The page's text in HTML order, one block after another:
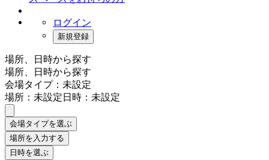
ログイン
新規登録
場所、日時から探す
場所、日時から探す
会場タイプ：未設定
場所：未設定日時：未設定
会場タイプを選ぶ
場所を入力する
日時を選ぶ